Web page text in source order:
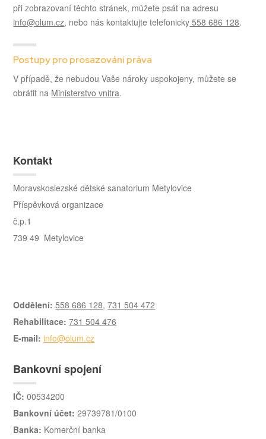
při zobrazovaní těchto stránek, můžete psát na adresu
info@olum.cz, nebo nás kontaktujte telefonicky 558 686 128.
Postupy pro prosazování práva
V případě, že nebudou Vaše nároky uspokojeny, můžete se
obrátit na Ministerstvo vnitra.
Kontakt
Moravskoslezské dětské sanatorium Metylovice
Příspěvková organizace
č.p.1
739 49 Metylovice
Oddělení: 558 686 128,731 504 472
Rehabilitace: 731 504 476
E-mail: info@olum.cz
Bankovní spojení
IČ: 00534200
Bankovní účet: 29739781/0100
Banka: Komerční banka